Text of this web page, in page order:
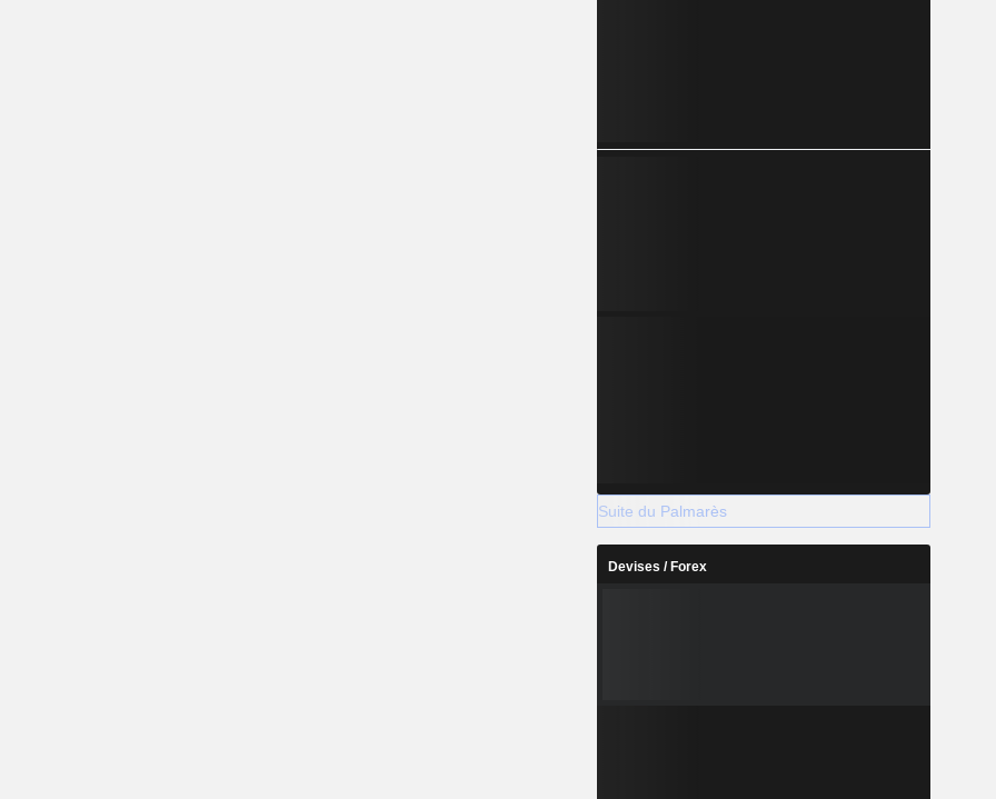
Suite du Palmarès
Devises / Forex